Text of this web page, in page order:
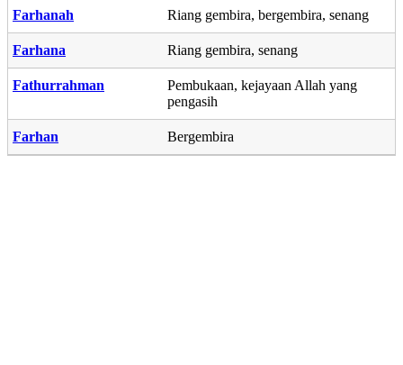
Farhanah Riang gembira, bergembira, senang
Farhana Riang gembira, senang
Fathurrahman
Pembukaan, kejayaan Allah yang
pengasih
Farhan Bergembira